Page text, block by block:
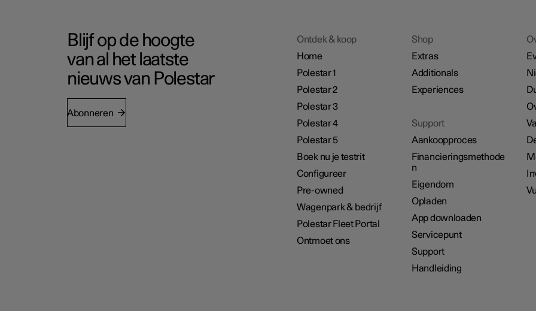
Blijf op de hoogte
van al het laatste
nieuws van Polestar
Abonneren
Ontdek & koop
Home
Polestar 1
Polestar 2
Polestar 3
Polestar 4
Polestar 5
Boek nu je testrit
Configureer
Pre-owned
Wagenpark & bedrijf
Polestar Fleet Portal
Ontmoet ons
Shop
Extras
Additionals
Experiences
Support
Aankoopproces
Financieringsmethode
n
Eigendom
Opladen
App downloaden
Servicepunt
Support
Handleiding